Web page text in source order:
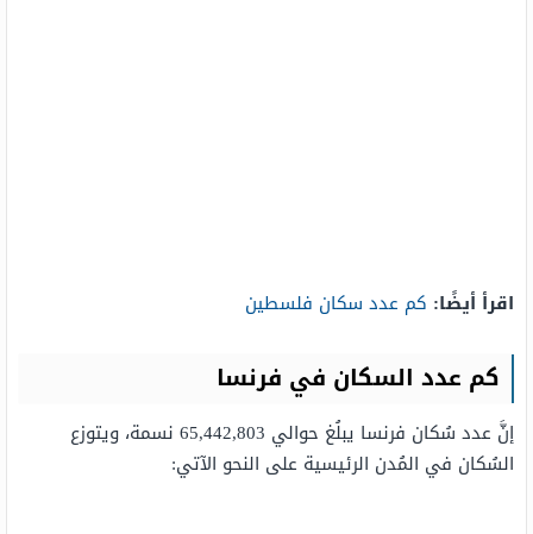
اقرأ أيضًا: كم عدد سكان فلسطين
كم عدد السكان في فرنسا
إنَّ عدد سُكان فرنسا يبلُغ حوالي 65,442,803 نسمة، ويتوزع
السُكان في المُدن الرئيسية على النحو الآتي: